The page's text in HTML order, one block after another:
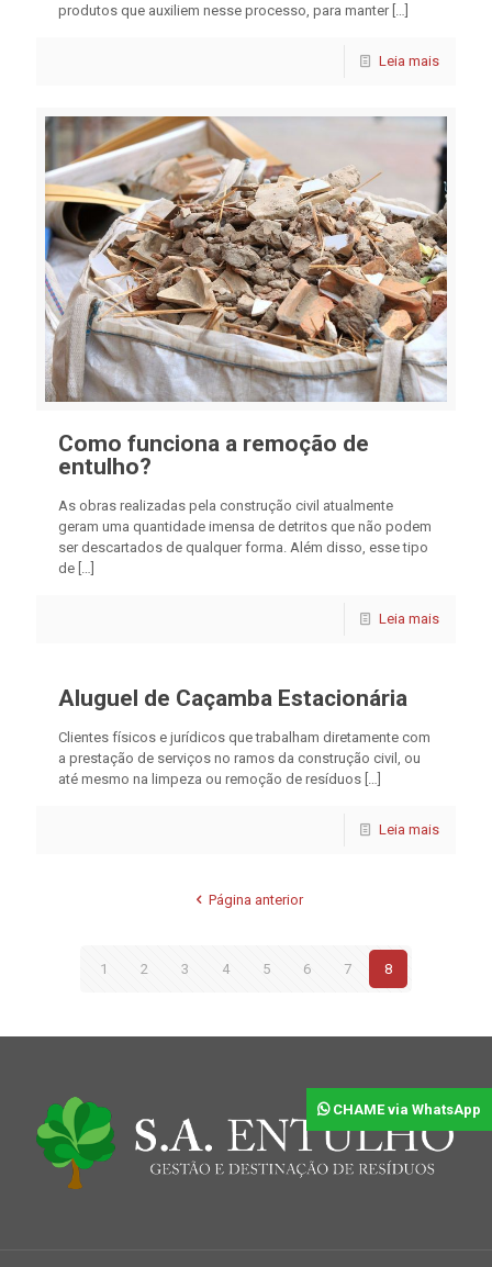
produtos que auxiliem nesse processo, para manter[…]
Leia mais
Como funciona a remoção de
entulho?
As obras realizadas pela construção civil atualmente
geram uma quantidade imensa de detritos que não podem
ser descartados de qualquer forma. Além disso, esse tipo
de […]
Leia mais
Aluguel de Caçamba Estacionária
Clientes físicos e jurídicos que trabalham diretamente com
a prestação de serviços no ramos da construção civil, ou
até mesmo na limpeza ou remoção de resíduos […]
Leia mais
Página anterior
1 2 3 4 5 6 7 8
CHAME via WhatsApp